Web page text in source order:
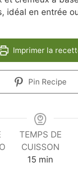
idéal en entrée
Imprimer la
Pin Recipe
TEMPS DE
CUISSON
15minutes
min